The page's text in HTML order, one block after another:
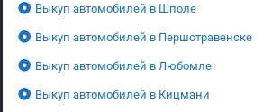
Выкуп автомобилей в Шполе
Выкуп автомобилей в Першотравенске
Выкуп автомобилей в Любомле
Выкуп автомобилей в Кицмани